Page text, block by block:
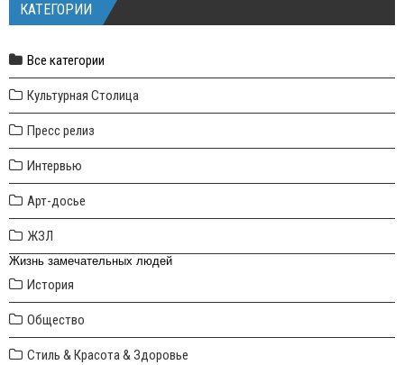
КАТЕГОРИИ
Все категории
Культурная Столица
Пресс релиз
Интервью
Арт-досье
ЖЗЛ
Жизнь замечательных людей
История
Общество
Стиль & Красота & Здоровье